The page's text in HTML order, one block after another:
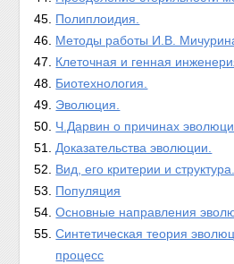
Полиплоидия.
Методы работы И.В.
Клеточная и генная
Биотехнология.
Эволюция.
Ч.Дарвин о причинах
Доказательства эволюции.
Вид, его критерии и структура.
Популяция
Основные направления
Синтетическая теория
процесс